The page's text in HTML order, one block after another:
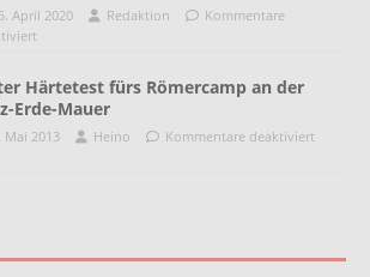
April 2020 Redaktion
Kommentare
Härtetest fürs Römercamp an der
Erde-Mauer
Mai 2013 Heino Kommentare deaktiviert